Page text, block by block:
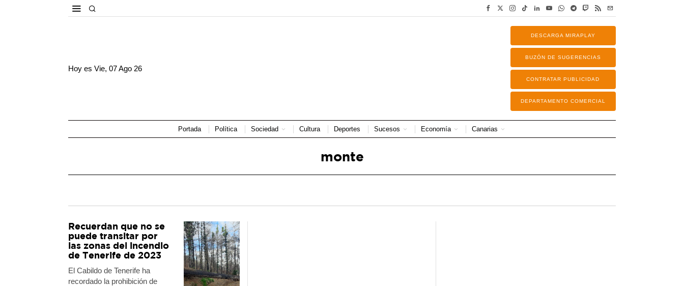
Hoy esVie, 07 Ago 26
DESCARGA MIRAPLAY
BUZÓN DE SUGERENCIAS
CONTRATAR PUBLICIDAD
DEPARTAMENTO COMERCIAL
Portada Política Sociedad Cultura Deportes Sucesos Economía Canarias
monte
Recuerdan que no se
puede transitar por
las zonas del incendio
de Tenerife de 2023
El Cabildo de Tenerife ha
recordado la prohibición de